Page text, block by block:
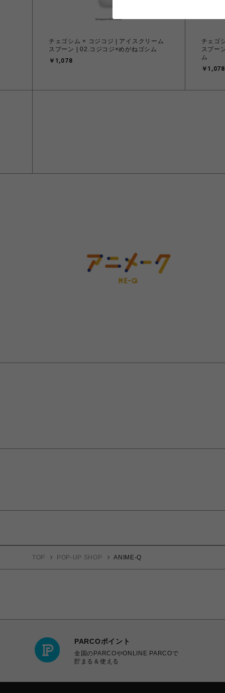
チェゴシム × コジコジ | アイスクリーム
スプーン | 02.コジコジ×めがねゴシム
￥1,078
チェゴ
スプー
ム
￥1,078
TOP POP-UP SHOP ANIME-Q
PARCOポイント
全国のPARCOやONLINE PARCOで
貯まる＆使える